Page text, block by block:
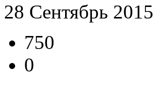
28 Сентябрь 2015
750
0